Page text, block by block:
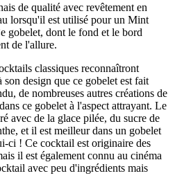
de qualité avec revêtement en
lorsqu'il est utilisé pour un Mint
gobelet, dont le fond et le bord
de l'allure.
classiques reconnaîtront
design que ce gobelet est fait
de nombreuses autres créations de
ce gobelet à l'aspect attrayant. Le
avec de la glace pilée, du sucre de
et il est meilleur dans un gobelet
ci ! Ce cocktail est originaire des
il est également connu au cinéma
avec peu d'ingrédients mais